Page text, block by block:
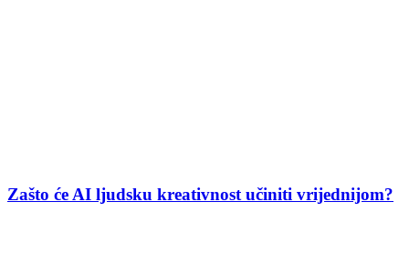
Zašto će AI ljudsku kreativnost učiniti vrijednijom?